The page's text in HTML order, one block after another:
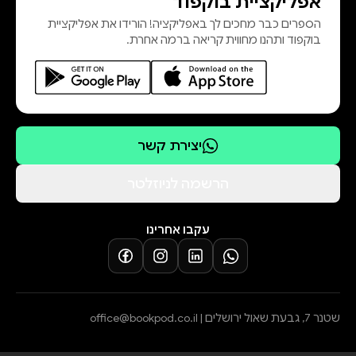
הספרים כבר מחכים לך באפליקציה! הורידו את אפליקציית
בוקפוד ותהנו מחווית קריאה ברמה אחרת.
יצירת קשר
עקבו אחרינו
שטנר 7, גבעת שאול ירושלים | office@bookpod.co.il